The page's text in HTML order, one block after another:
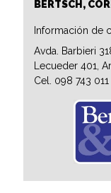
BERTSCH,
Información de
Avda. Barbieri
Lecueder 401,
Cel. 098 743